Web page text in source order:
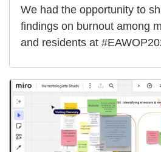
We had the opportunity to
findings on burnout among
and residents at